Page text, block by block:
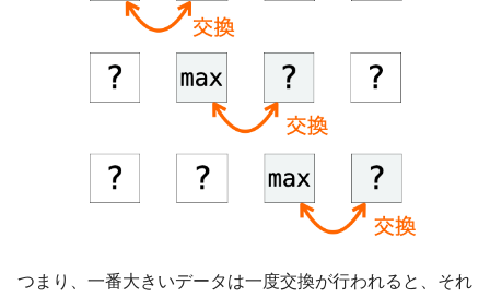
つまり、一番大きいデータは一度交換が行われると、それ